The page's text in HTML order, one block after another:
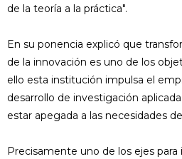
de la teoría a la práctica".
En su ponencia explicó que
de la innovación es uno de los
ello esta institución impulsa el
desarrollo de investigación
estar apegada a las necesidades
Precisamente uno de los ejes